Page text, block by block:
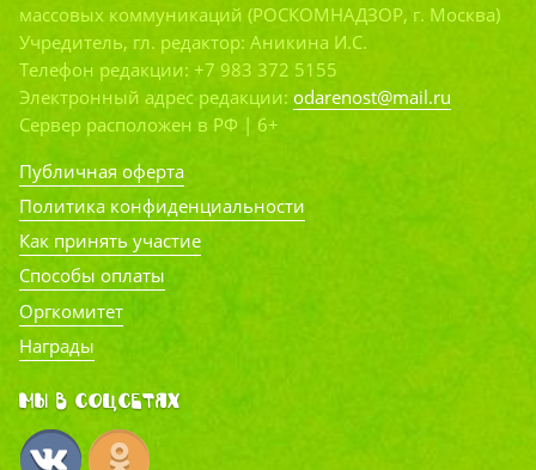
массовых коммуникаций (РОСКОМНАДЗОР, г. Москва)
Учредитель, гл. редактор: Аникина И.С.
Телефон редакции: +7 983 372 5155
Электронный адрес редакции: odarenost@mail.ru
Сервер расположен в РФ | 6+
Публичная оферта
Политика конфиденциальности
Как принять участие
Способы оплаты
Оргкомитет
Награды
Мы в соцсетях